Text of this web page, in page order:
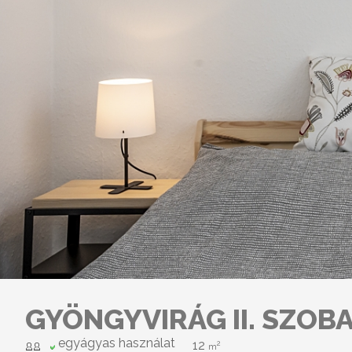
GYÖNGYVIRÁG II.
egyágyas használat 12 m2